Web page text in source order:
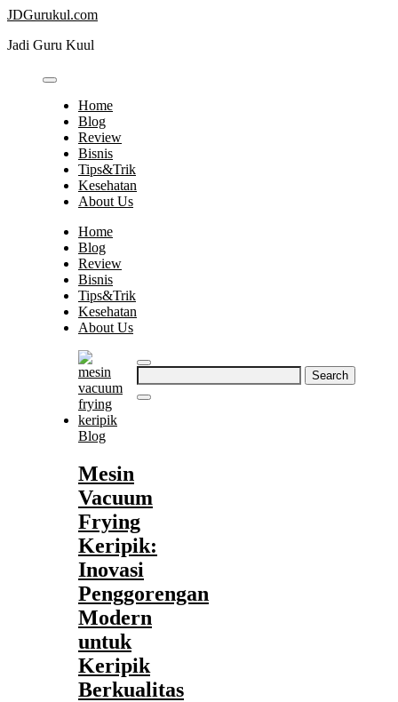
Skip
content
JDGurukul.com
Jadi Guru Kuul
Home
Blog
Review
Bisnis
Tips&Trik
Kesehatan
About Us
Home
Blog
Review
Bisnis
Tips&Trik
Kesehatan
About Us
Search
for:
Blog
Mesin
Vacuum
Frying
Keripik:
Inovasi
Penggorengan
Modern
untuk
Keripik
Berkualitas